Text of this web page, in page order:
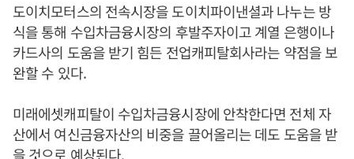
도이치모터스의 전속시장을 도이치파이낸셜과 나누는 방
식을 통해 수입차금융시장의 후발주자이고 계열 은행이나
카드사의 도움을 받기 힘든 전업캐피탈회사라는 약점을 보
완할 수 있다.
미래에셋캐피탈이 수입차금융시장에 안착한다면 전체 자
산에서 여신금융자산의 비중을 끌어올리는 데도 도움을 받
을 것으로 예상된다.